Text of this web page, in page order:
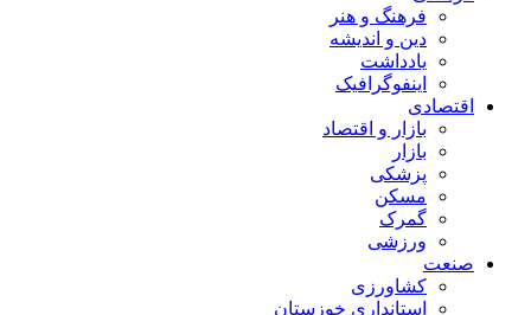
فرهنگ و هنر
دین و اندیشه
یادداشت
اینفوگرافیک
اقتصادی
بازار و اقتصاد
بازار
پزشکی
مسکن
گمرک
ورزشی
صنعت
کشاورزی
استانداری خوزستان